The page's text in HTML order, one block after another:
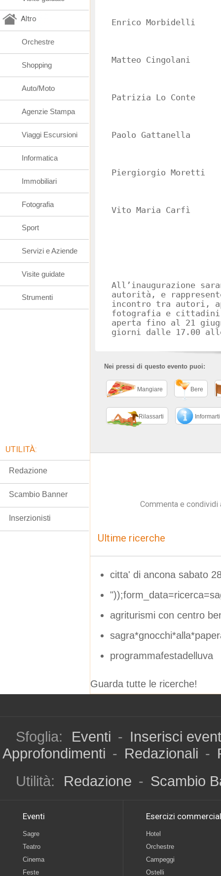
Enrico Morbidelli
Matteo Cingolani
Patrizia Lo Conte
Paolo Gattanella
Piergiorgio Moretti
Vito Maria Carfì
All’inaugurazione
autorità, e
incontro tra autori,
fotografia e
aperta fino al 21
giorni dalle 17.00
Nei pressi di questo evento puoi:
Mangiare Bere
Rilassarti Informarti
Commenta e
Ultime ricerche
citta' di ancona sabato
agriturismi con centro
programmafestadelluva
Guarda tutte le ricerche!
Altro
Orchestre
Shopping
Auto/Moto
Agenzie Stampa
Viaggi Escursioni
Informatica
Immobiliari
Fotografia
Sport
Servizi e Aziende
Visite guidate
Strumenti
UTILITÀ:
Redazione
Scambio Banner
Inserzionisti
Sfoglia: Eventi - Inserisci
Approfondimenti - Redazionali -
Utilità:
Redazione - Scambio
Eventi
Sagre
Teatro
Cinema
Feste
Esercizi
Hotel
Orchestre
Campeggi
Ostelli